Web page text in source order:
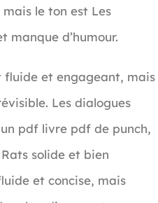
mais le ton est Les
manque d’humour.
fluide et engageant, mais
Les dialogues
pdf livre pdf de punch,
solide et bien
et concise, mais